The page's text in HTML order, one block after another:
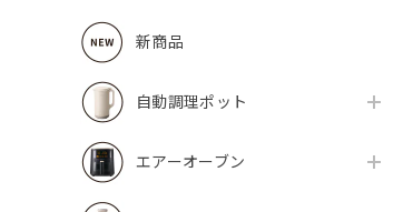
新商品
自動調理ポット
エアーオーブン